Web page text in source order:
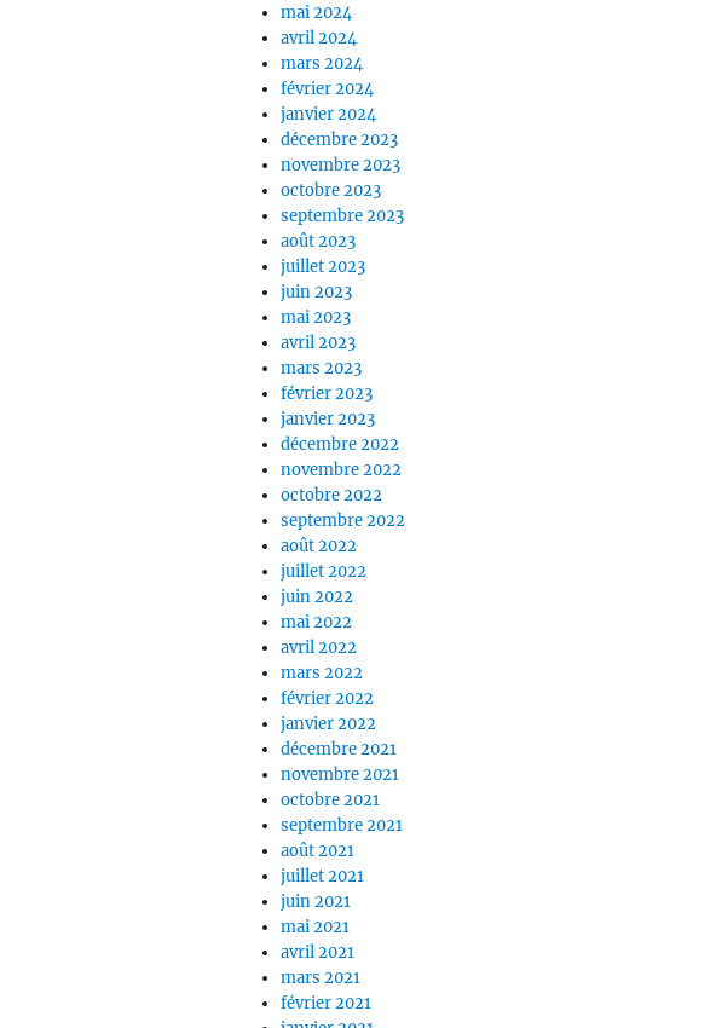
mai 2024
avril 2024
mars 2024
février 2024
janvier 2024
décembre 2023
novembre 2023
octobre 2023
septembre 2023
août 2023
juillet 2023
juin 2023
mai 2023
avril 2023
mars 2023
février 2023
janvier 2023
décembre 2022
novembre 2022
octobre 2022
septembre 2022
août 2022
juillet 2022
juin 2022
mai 2022
avril 2022
mars 2022
février 2022
janvier 2022
décembre 2021
novembre 2021
octobre 2021
septembre 2021
août 2021
juillet 2021
juin 2021
mai 2021
avril 2021
mars 2021
février 2021